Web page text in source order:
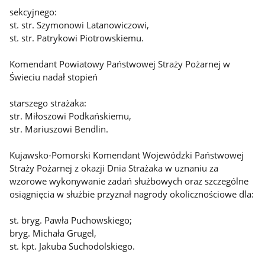
sekcyjnego:
st. str. Szymonowi Latanowiczowi,
st. str. Patrykowi Piotrowskiemu.
Komendant Powiatowy Państwowej Straży Pożarnej w
Świeciu nadał stopień
starszego strażaka:
str. Miłoszowi Podkańskiemu,
str. Mariuszowi Bendlin.
Kujawsko-Pomorski Komendant Wojewódzki Państwowej
Straży Pożarnej z okazji Dnia Strażaka w uznaniu za
wzorowe wykonywanie zadań służbowych oraz szczególne
osiągnięcia w służbie przyznał nagrody okolicznościowe dla:
st. bryg. Pawła Puchowskiego;
bryg. Michała Grugel,
st. kpt. Jakuba Suchodolskiego.